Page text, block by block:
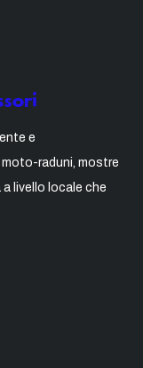
e
raduni, mostre
livello locale che